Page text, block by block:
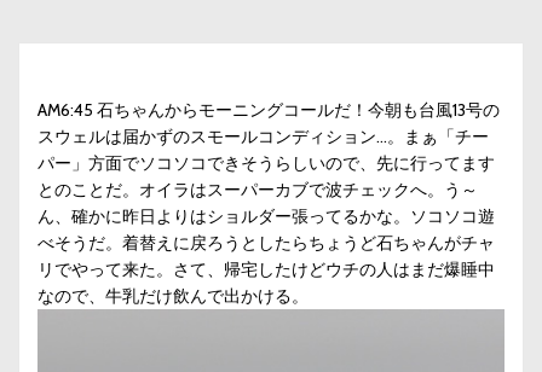
AM6:45 石ちゃんからモーニングコールだ！今朝も台風13号の
スウェルは届かずのスモールコンディション…。まぁ「チー
パー」方面でソコソコできそうらしいので、先に行ってます
とのことだ。オイラはスーパーカブで波チェックへ。う～
ん、確かに昨日よりはショルダー張ってるかな。ソコソコ遊
べそうだ。着替えに戻ろうとしたらちょうど石ちゃんがチャ
リでやって来た。さて、帰宅したけどウチの人はまだ爆睡中
なので、牛乳だけ飲んで出かける。